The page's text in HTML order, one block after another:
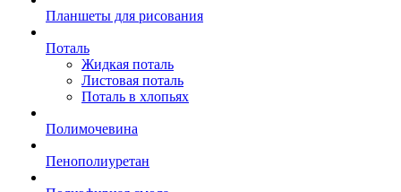
Планшеты для рисования
Поталь
Жидкая поталь
Листовая поталь
Поталь в хлопьях
Полимочевина
Пенополиуретан